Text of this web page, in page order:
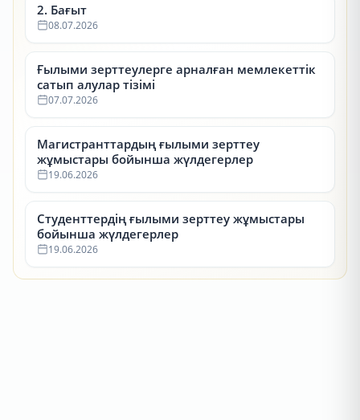
2. Бағыт
08.07.2026
Ғылыми зерттеулерге арналған мемлекеттік
сатып алулар тізімі
07.07.2026
Магистранттардың ғылыми зерттеу
жұмыстары бойынша жүлдегерлер
19.06.2026
Студенттердің ғылыми зерттеу жұмыстары
бойынша жүлдегерлер
19.06.2026